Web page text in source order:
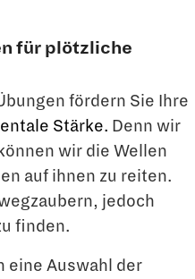
für plötzliche
fördern Sie Ihre
Stärke. Denn wir
wir die Wellen
auf ihnen zu reiten.
jedoch
finden.
eine Auswahl der